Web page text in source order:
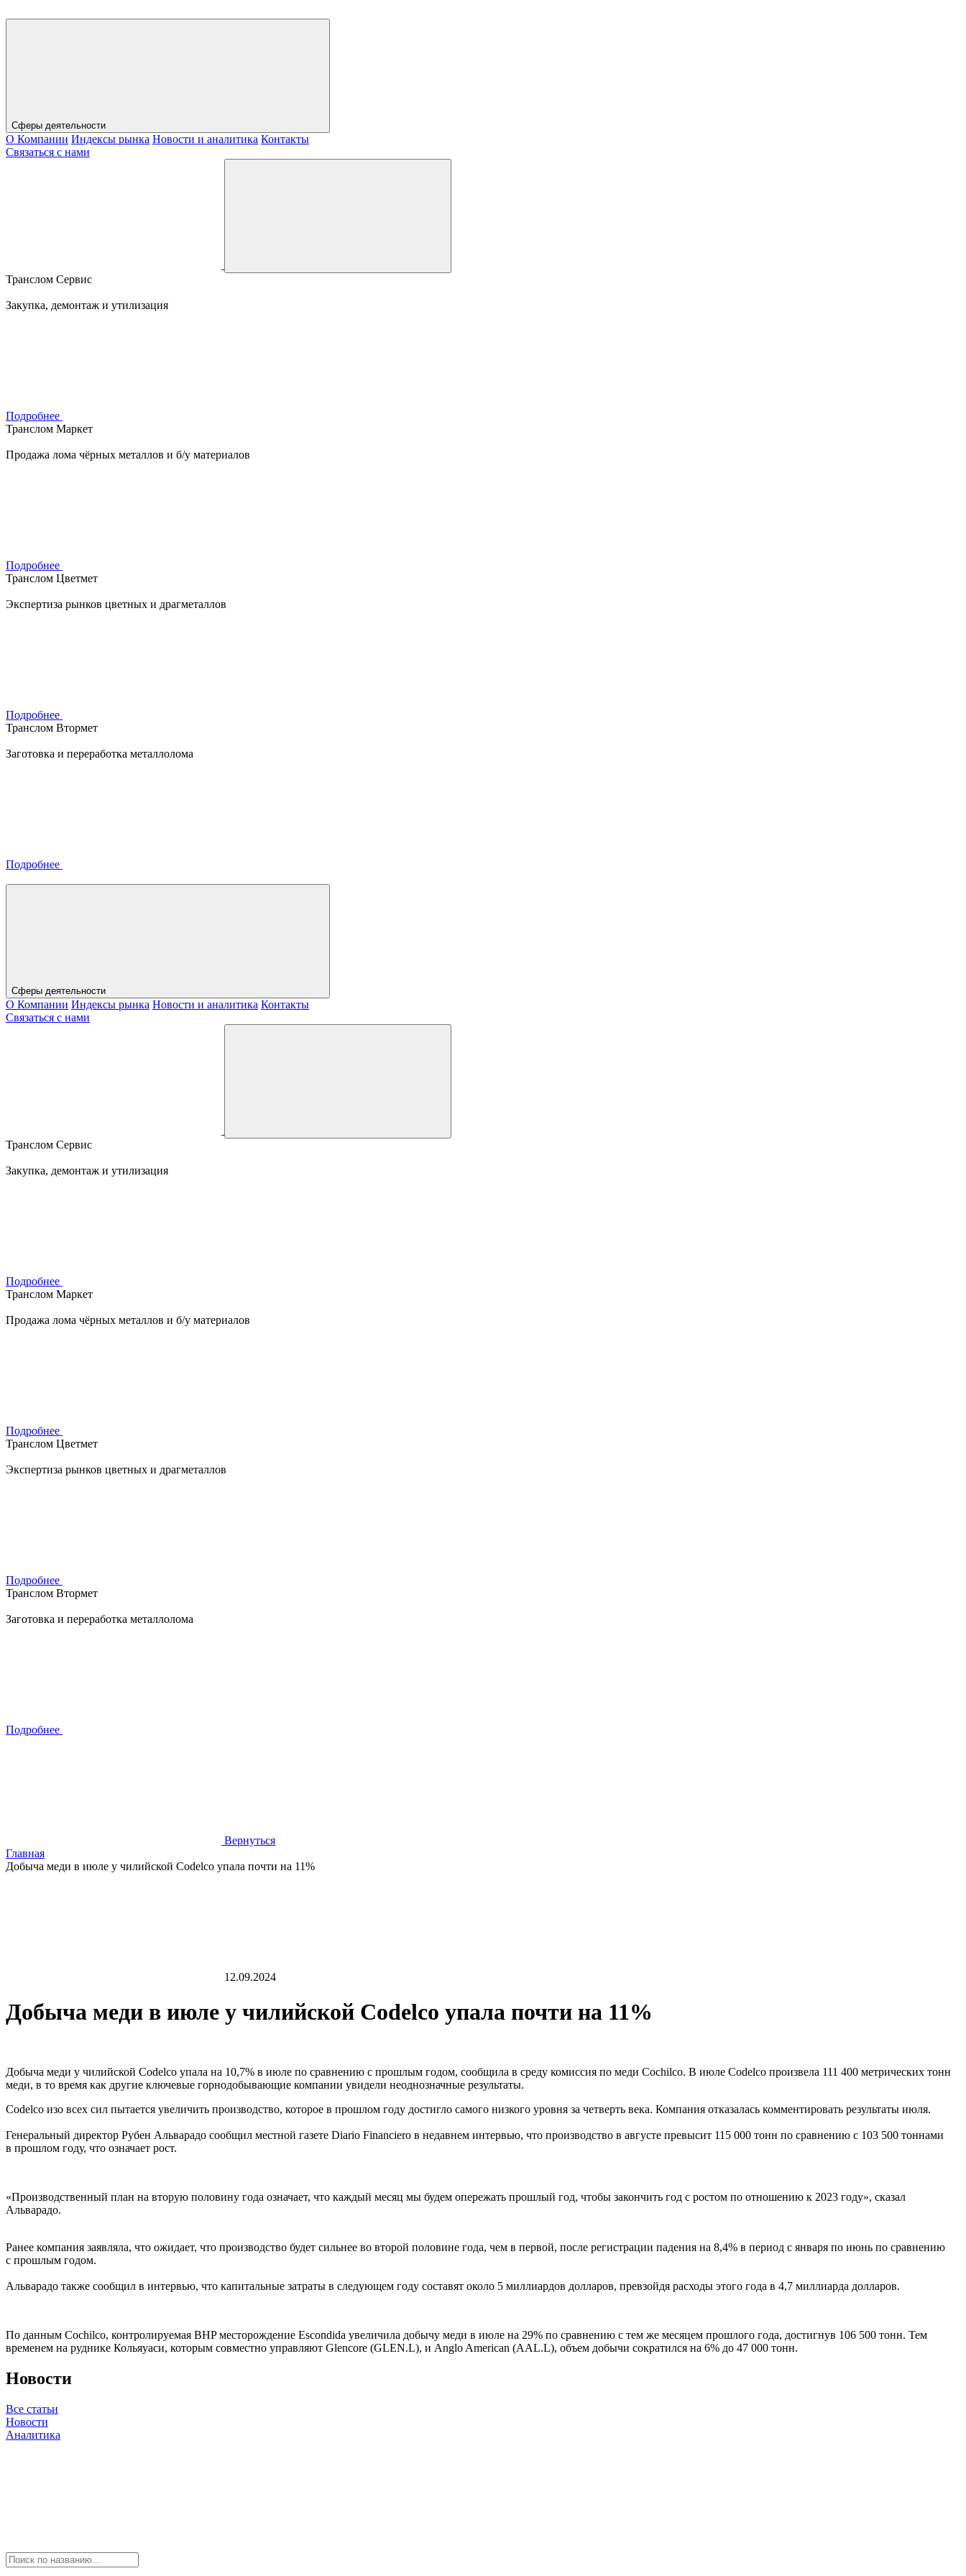
Сферы деятельности
О Компании Индексы рынка Новости и аналитика Контакты
Связаться с нами
Транслом Сервис
Закупка, демонтаж и утилизация
Подробнее
Транслом Маркет
Продажа лома чёрных металлов и б/у материалов
Подробнее
Транслом Цветмет
Экспертиза рынков цветных и драгметаллов
Подробнее
Транслом Втормет
Заготовка и переработка металлолома
Подробнее
Сферы деятельности
О Компании Индексы рынка Новости и аналитика Контакты
Связаться с нами
Транслом Сервис
Закупка, демонтаж и утилизация
Подробнее
Транслом Маркет
Продажа лома чёрных металлов и б/у материалов
Подробнее
Транслом Цветмет
Экспертиза рынков цветных и драгметаллов
Подробнее
Транслом Втормет
Заготовка и переработка металлолома
Подробнее
Вернуться
Главная
Добыча меди в июле у чилийской Codelco упала почти на 11%
12.09.2024
Добыча меди в июле у чилийской Codelco упала почти на 11%
Добыча меди у чилийской Codelco упала на 10,7% в июле по сравнению с прошлым годом, сообщила в среду комиссия по меди Cochilco. В июле Codelco произвела 111 400 метрических тонн
меди, в то время как другие ключевые горнодобывающие компании увидели неоднозначные результаты.
Codelco изо всех сил пытается увеличить производство, которое в прошлом году достигло самого низкого уровня за четверть века. Компания отказалась комментировать результаты июля.
Генеральный директор Рубен Альварадо сообщил местной газете Diario Financiero в недавнем интервью, что производство в августе превысит 115 000 тонн по сравнению с 103 500 тоннами
в прошлом году, что означает рост.
«Производственный план на вторую половину года означает, что каждый месяц мы будем опережать прошлый год, чтобы закончить год с ростом по отношению к 2023 году», сказал
Альварадо.
Ранее компания заявляла, что ожидает, что производство будет сильнее во второй половине года, чем в первой, после регистрации падения на 8,4% в период с января по июнь по сравнению
с прошлым годом.
Альварадо также сообщил в интервью, что капитальные затраты в следующем году составят около 5 миллиардов долларов, превзойдя расходы этого года в 4,7 миллиарда долларов.
По данным Cochilco, контролируемая BHP месторождение Escondida увеличила добычу меди в июле на 29% по сравнению с тем же месяцем прошлого года, достигнув 106 500 тонн. Тем
временем на руднике Кольяуаси, которым совместно управляют Glencore (GLEN.L), и Anglo American (AAL.L), объем добычи сократился на 6% до 47 000 тонн.
Новости
Все статьи
Новости
Аналитика